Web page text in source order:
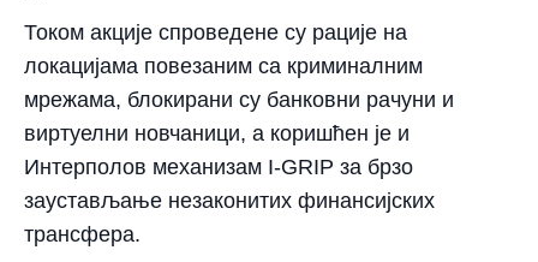
Током акције спроведене су рације на
локацијама повезаним са криминалним
мрежама, блокирани су банковни рачуни и
виртуелни новчаници, а коришћен је и
Интерполов механизам I-GRIP за брзо
заустављање незаконитих финансијских
трансфера.